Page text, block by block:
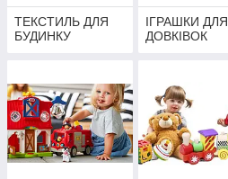
ТЕКСТИЛЬ ДЛЯ
БУДИНКУ
ІГРАШКИ ДЛЯ
ДОВКІВОК